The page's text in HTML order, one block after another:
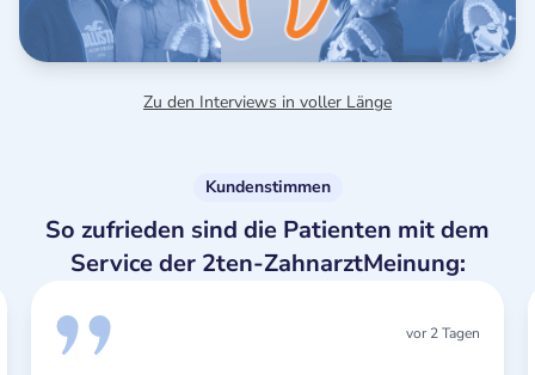
Zu den Interviews in voller Länge
Kundenstimmen
So zufrieden sind die Patienten mit dem
Service der 2ten-ZahnarztMeinung:
vor 2 Tagen